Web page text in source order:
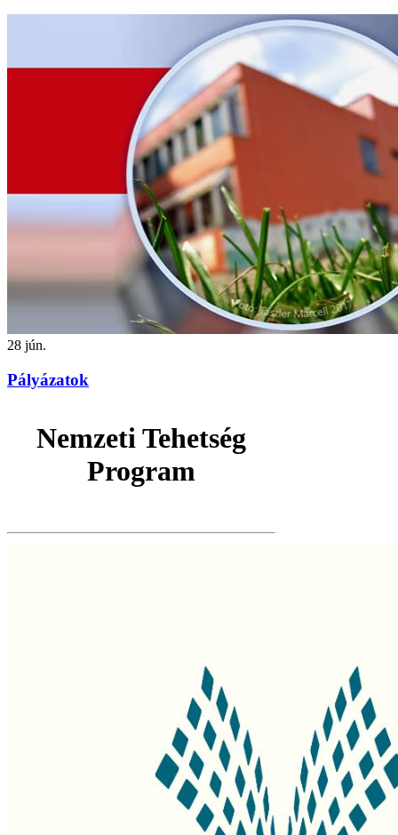
28 jún.
Pályázatok
Nemzeti Tehetség
Program